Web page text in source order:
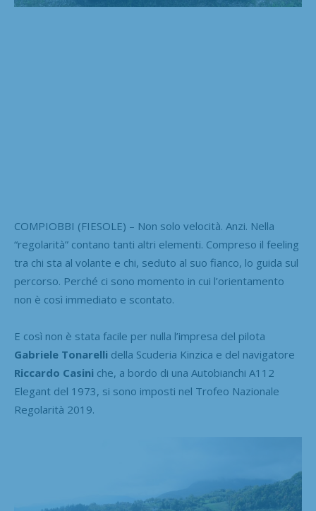
COMPIOBBI (FIESOLE) – Non solo velocità. Anzi. Nella
“regolarità” contano tanti altri elementi. Compreso il feeling
tra chi sta al volante e chi, seduto al suo fianco, lo guida sul
percorso. Perché ci sono momento in cui l’orientamento
non è così immediato e scontato.
E così non è stata facile per nulla l’impresa del pilota
Gabriele Tonarelli della Scuderia Kinzica e del navigatore
Riccardo Casini che, a bordo di una Autobianchi A112
Elegant del 1973, si sono imposti nel Trofeo Nazionale
Regolarità 2019.